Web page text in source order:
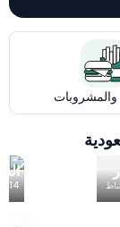
الدمام
نشاط